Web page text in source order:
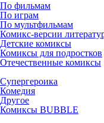
По фильмам
По играм
По мультфильмам
Комикс-версии
Детские комиксы
Комиксы для подростков
Отечественные комиксы
Супергероика
Комедия
Другое
Комиксы BUBBLE